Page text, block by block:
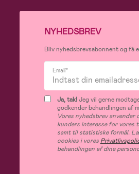
NYHEDSBREV
Bliv nyhedsbrevsabonnent og få
Email*
Ja, tak!Jeg vil gerne
godkender behandlingen af
Vores nyhedsbrev
kunders interesse for vores
samt til statistiske formål.
cookies i vores
behandlingen af dine